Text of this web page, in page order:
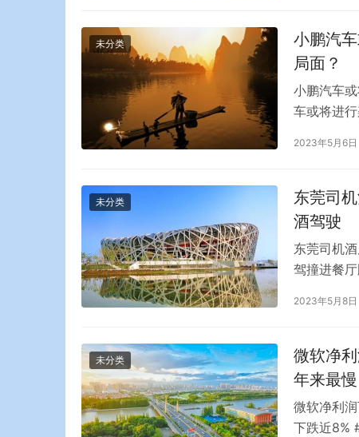
未分类
小鹏汽
局面？
小鹏汽车
车或将进
CEO何肖
2023年5月6日
未分类
东莞司
酒驾驶
东莞司机
驾撞进餐
住了女友
该男司机
2023年5月8日
未分类
微软净
年来最
微软净利
下跌近8%